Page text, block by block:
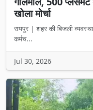
रायपुर | शहर की बिजली
कर्मच...
Jul 30, 2026